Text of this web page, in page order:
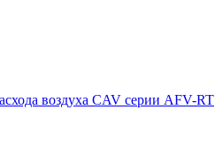
воздуха CAV серии AFV-RT